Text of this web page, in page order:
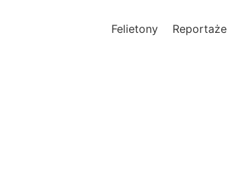
Felietony Reportaże